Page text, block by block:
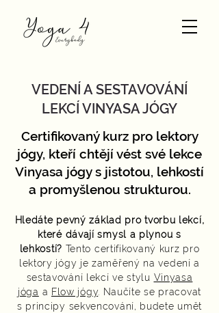
VEDENÍ A SESTAVOVÁNÍ
LEKCÍ VINYASA JÓGY
Certifikovaný kurz pro lektory
jógy, kteří chtějí vést své lekce
Vinyasa jógy s jistotou, lehkostí
a promyšlenou strukturou.
Hledáte pevný základ pro tvorbu lekcí,
které dávají smysl a plynou s
lehkostí? Tento certifikovaný kurz pro
lektory jógy je zaměřený na vedení a
sestavování lekcí ve stylu Vinyasa
jóga a Flow jógy . Naučíte se pracovat
s principy sekvencování, budete umět